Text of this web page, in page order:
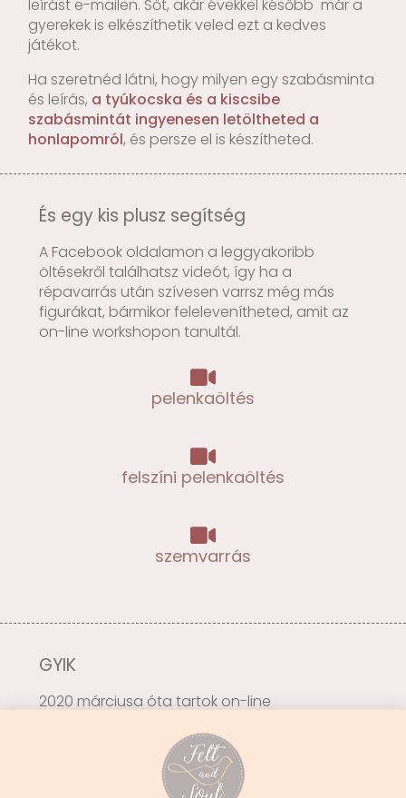
leírást e-mailen. Sőt, akár évekkel később már a
gyerekek is elkészíthetik veled ezt a kedves
játékot.
Ha szeretnéd látni, hogy milyen egy szabásminta
és leírás, a tyúkocska és a kiscsibe
szabásmintát ingyenesen letöltheted a
honlapomról, és persze el is készítheted.
És egy kis plusz segítség
A Facebook oldalamon a leggyakoribb
öltésekről találhatsz videót, így ha a
répavarrás után szívesen varrsz még más
figurákat, bármikor felelevenítheted, amit az
on-line workshopon tanultál.
pelenkaöltés
felszíni pelenkaöltés
szemvarrás
GYIK
2020 márciusa óta tartok on-line
együtt kedves nőkkel, lányokkal, asszonyokkal.
Megkérdeztem néhányukat, hogy mik azok a
legfontosabb kérdések, amikre jó, ha az új